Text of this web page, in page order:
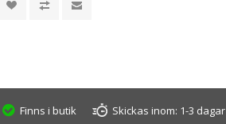
Finns i butik Skickas inom: 1-3 dagar